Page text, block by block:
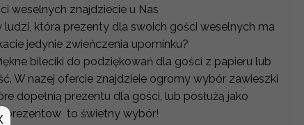
weselnych znajdziecie u Nas
ludzi, która prezenty dla swoich gości weselnych ma
jedynie zwieńczenia upominku?
bileciki do podziękowań dla gości z papieru lub
W nazej ofercie znajdzieie ogromy wybór zawieszki
dopełnią prezentu dla gości, lub posłużą jako
prezentow to świetny wybór!